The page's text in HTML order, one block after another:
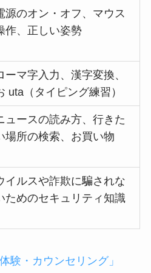
源のオン・オフ、マウス
作、正しい姿勢
ーマ字入力、漢字変換、
uta（タイピング練習）
ュースの読み方、行きた
場所の検索、お買い物
イルスや詐欺に騙されな
ためのセキュリティ知識
験・カウンセリング」